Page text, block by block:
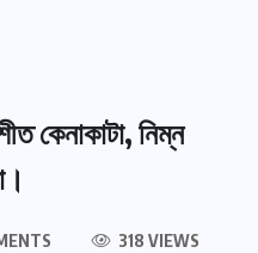
কেনাকাটা, নিম্ন
318 VIEWS